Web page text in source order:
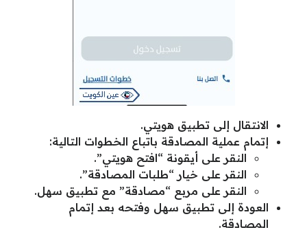
الانتقال إلى تطبيق هويتي.
إتمام عملية المصادقة باتباع الخطوات التالية:
النقر على أيقونة “افتح هويتي”.
النقر على خيار “طلبات المصادقة”.
النقر على مربع “مصادقة” مع تطبيق سهل.
العودة إلى تطبيق سهل وفتحه بعد إتمام
المصادقة.